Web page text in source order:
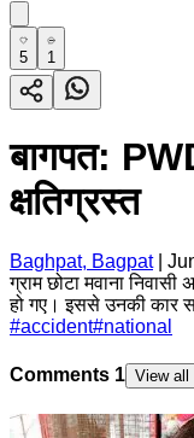
5 1
बागपत:
क्षतिग्रस्त
Baghpat, Bagpat|
ग्राम छोटा मवाना
हो गए। इससे उनकी कार
#accident#national
Comments 1 View all